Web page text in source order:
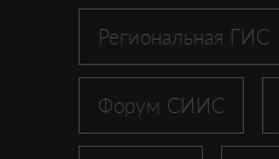
Региональная ГИС
Форум СИИС